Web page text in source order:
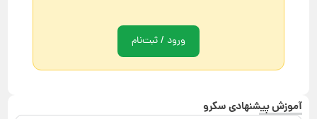
ورود / ثبت‌نام
آموزش پیشنهادی سکرو